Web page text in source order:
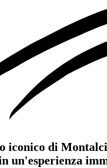
iconico di
un'esperienza